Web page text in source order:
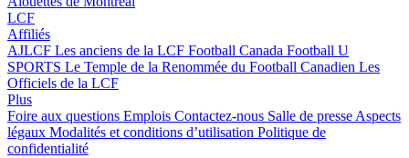
LCF
Affiliés
AJLCF Les anciens de la LCF Football Canada Football U
SPORTS Le Temple de la Renommée du Football Canadien Les
Officiels de la LCF
Plus
Foire aux questions Emplois Contactez-nous Salle de presseAspects
légaux Modalités et conditions d’utilisation Politique de
confidentialité